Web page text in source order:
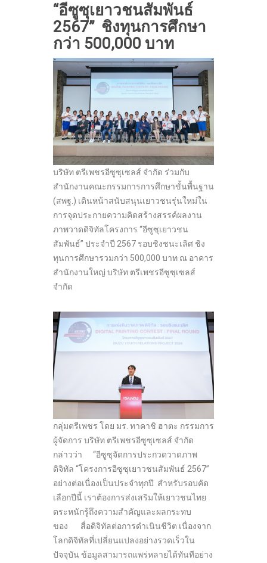
“อีซูซุเยาวชนสัมพันธ์
2567” ชิงทุนการศึกษา
กว่า 500,000 บาท
บริษัท ตรีเพชรอีซูซุเซลส์ จำกัด ร่วมกับ
สำนักงานคณะกรรมการการศึกษาขั้นพื้นฐาน
(สพฐ.) เดินหน้าสนับสนุนเยาวชนรุ่นใหม่ใน
การจุดประกายความคิดสร้างสรรค์ผลงาน
ภาพวาดดิจิทัลโครงการ “อีซูซุเยาวชน
สัมพันธ์” ประจำปี 2567 รอบชิงชนะเลิศ ชิง
ทุนการศึกษารวมกว่า 500,000 บาท ณ อาคาร
สำนักงานใหญ่ บริษัท ตรีเพชรอีซูซุเซลส์
จำกัด
กลุ่มตรีเพชร โดย มร. ทาคาชิ ฮาตะ กรรมการ
ผู้จัดการ บริษัท ตรีเพชรอีซูซุเซลส์ จำกัด
กล่าวว่า “อีซูซุจัดการประกวดวาดภาพ
ดิจิทัล “โครงการอีซูซุเยาวชนสัมพันธ์ 2567”
อย่างต่อเนื่องเป็นประจำทุกปี สำหรับรอบคัด
เลือกปีนี้ เราต้องการส่งเสริมให้เยาวชนไทย
ตระหนักรู้ถึงความสำคัญและผลกระทบ
ของ สื่อดิจิทัลต่อการดำเนินชีวิต เนื่องจาก
โลกดิจิทัลที่เปลี่ยนแปลงอย่างรวดเร็วใน
ปัจจุบัน ข้อมูลสามารถแพร่หลายได้ทันทีอย่าง